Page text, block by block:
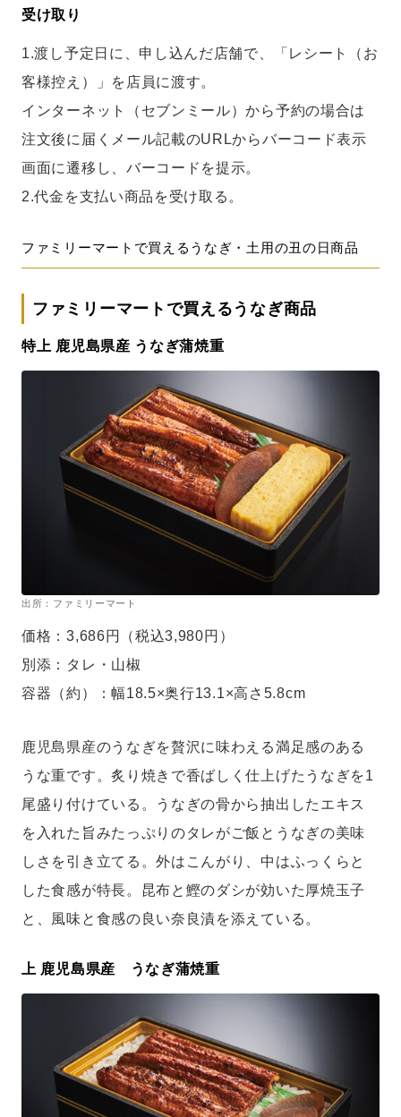
受け取り
1.渡し予定日に、申し込んだ店舗で、「レシート（お
客様控え）」を店員に渡す。
インターネット（セブンミール）から予約の場合は
注文後に届くメール記載のURLからバーコード表示
画面に遷移し、バーコードを提示。
2.代金を支払い商品を受け取る。
ファミリーマートで買えるうなぎ・土用の丑の日商品
ファミリーマートで買えるうなぎ商品
特上 鹿児島県産 うなぎ蒲焼重
出所：ファミリーマート
価格：3,686円（税込3,980円）
別添：タレ・山椒
容器（約）：幅18.5×奥行13.1×高さ5.8cm
鹿児島県産のうなぎを贅沢に味わえる満足感のある
うな重です。炙り焼きで香ばしく仕上げたうなぎを1
尾盛り付けている。うなぎの骨から抽出したエキス
を入れた旨みたっぷりのタレがご飯とうなぎの美味
しさを引き立てる。外はこんがり、中はふっくらと
した食感が特長。昆布と鰹のダシが効いた厚焼玉子
と、風味と食感の良い奈良漬を添えている。
上 鹿児島県産 うなぎ蒲焼重